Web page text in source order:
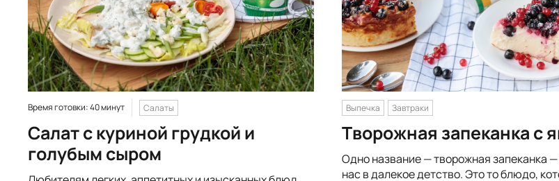
Время готовки: 40 минут Салаты
Салат с куриной грудкой и
голубым сыром
Выпечка Завтраки
Творожная запеканка с
Одно название — творожная запеканка
нас в далекое детство. Это то блюдо,